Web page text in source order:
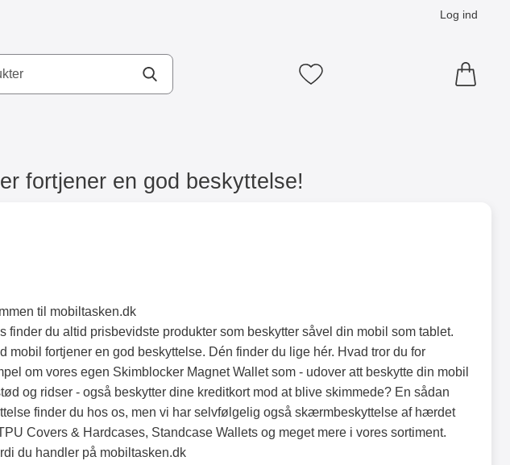
Log ind
Mine favoritter
fortjener en god beskyttelse!
til mobiltasken.dk
finder du altid prisbevidste produkter som beskytter såvel din mobil som tablet.
mobil fortjener en god beskyttelse. Dén finder du lige hér. Hvad tror du for
om vores egen Skimblocker Magnet Wallet som - udover att beskytte din mobil
og ridser - også beskytter dine kreditkort mod at blive skimmede? En sådan
finder du hos os, men vi har selvfølgelig også skærmbeskyttelse af hærdet
Covers & Hardcases, Standcase Wallets og meget mere i vores sortiment.
du handler på mobiltasken.dk